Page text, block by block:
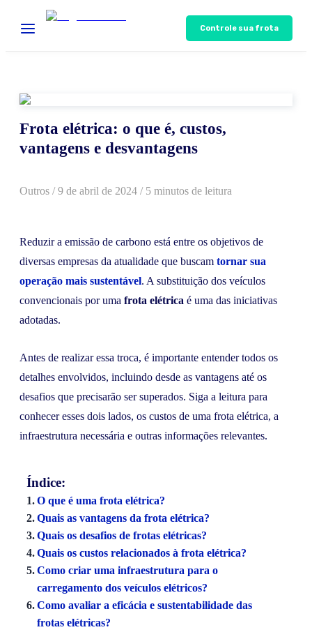
Controle sua frota
Frota elétrica: o que é, custos,
vantagens e desvantagens
Outros /9 de abril de 2024 / 5 minutos de leitura
Reduzir a emissão de carbono está entre os objetivos de
diversas empresas da atualidade que buscam tornar sua
operação mais sustentável. A substituição dos veículos
convencionais por uma frota elétrica é uma das iniciativas
adotadas.
Antes de realizar essa troca, é importante entender todos os
detalhes envolvidos, incluindo desde as vantagens até os
desafios que precisarão ser superados. Siga a leitura para
conhecer esses dois lados, os custos de uma frota elétrica, a
infraestrutura necessária e outras informações relevantes.
Índice:
O que é uma frota elétrica?
Quais as vantagens da frota elétrica?
Quais os desafios de frotas elétricas?
Quais os custos relacionados à frota elétrica?
Como criar uma infraestrutura para o
carregamento dos veículos elétricos?
Como avaliar a eficácia e sustentabilidade das
frotas elétricas?